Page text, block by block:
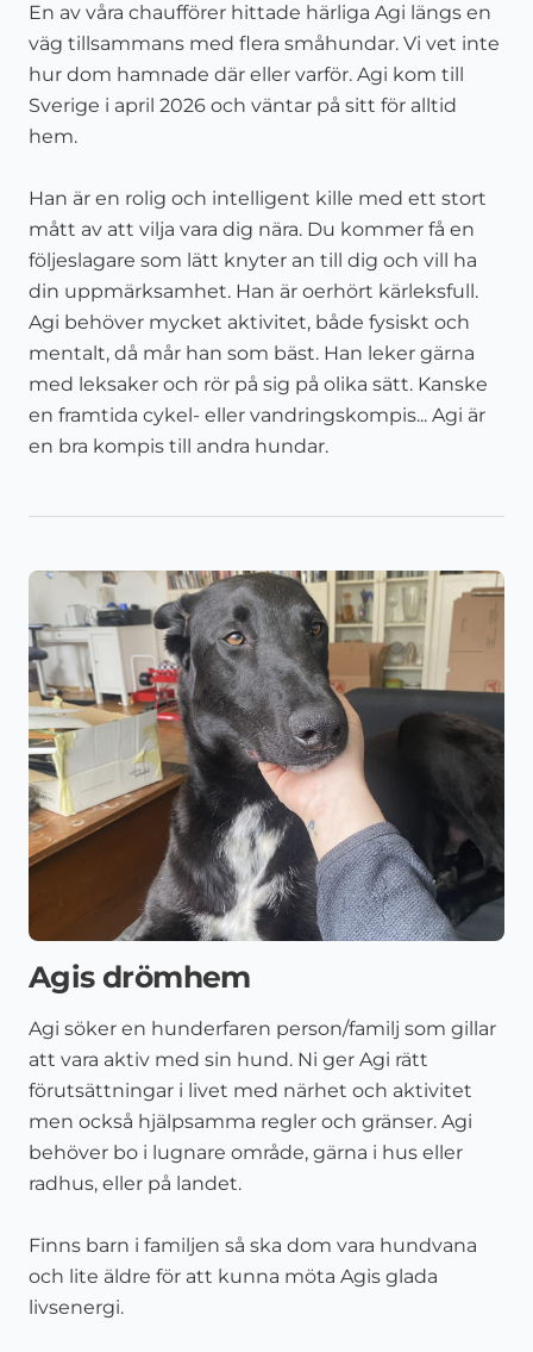
En av våra chaufförer hittade härliga Agi längs en
väg tillsammans med flera småhundar. Vi vet inte
hur dom hamnade där eller varför. Agi kom till
Sverige i april 2026och väntar på sitt för alltid
hem.
Han är en rolig och intelligent kille med ett stort
mått av att vilja vara dig nära. Du kommer få en
följeslagare som lätt knyter an till dig och vill ha
din uppmärksamhet. Han är oerhört kärleksfull.
Agi behöver mycket aktivitet, både fysiskt och
mentalt, då mår han som bäst. Han leker gärna
med leksaker och rör på sig på olika sätt. Kanske
en framtida cykel- eller vandringskompis... Agi är
en bra kompis till andra hundar.
Agis drömhem
Agi söker en hunderfaren person/familj som gillar
att vara aktiv med sin hund. Ni ger Agi rätt
förutsättningar i livet med närhet och aktivitet
men också hjälpsamma regler och gränser. Agi
behöver bo i lugnare område, gärna i hus eller
radhus, eller på landet.
Finns barn i familjen så ska dom vara hundvana
och lite äldre för att kunna möta Agis glada
livsenergi.